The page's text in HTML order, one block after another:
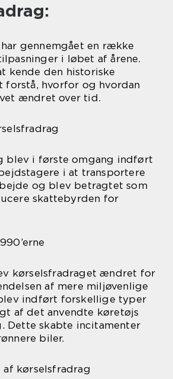
gennemgået en række
i løbet af årene.
kende den historiske
hvorfor og hvordan
ændret over tid.
blev i første omgang indført
i at transportere
og blev betragtet som
skattebyrden for
kørselsfradraget ændret for
af mere miljøvenlige
indført forskellige typer
af det anvendte køretøjs
Dette skabte incitamenter
biler.
kørselsfradrag